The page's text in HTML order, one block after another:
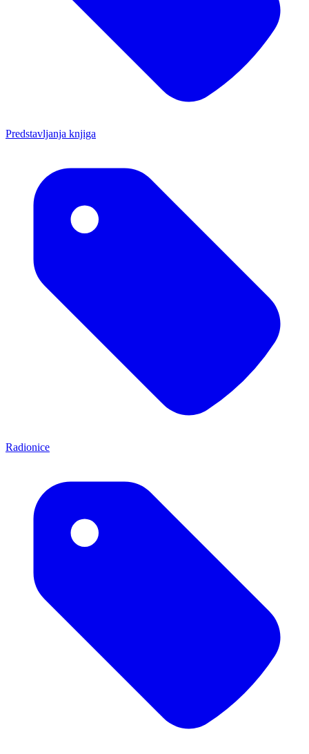
Predstavljanja knjiga
Radionice